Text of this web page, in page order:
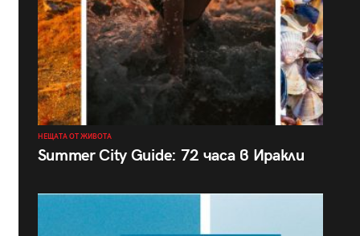
НЕЩАТА ОТ ЖИВОТА
Summer City Guide: 72 часа в Иракли